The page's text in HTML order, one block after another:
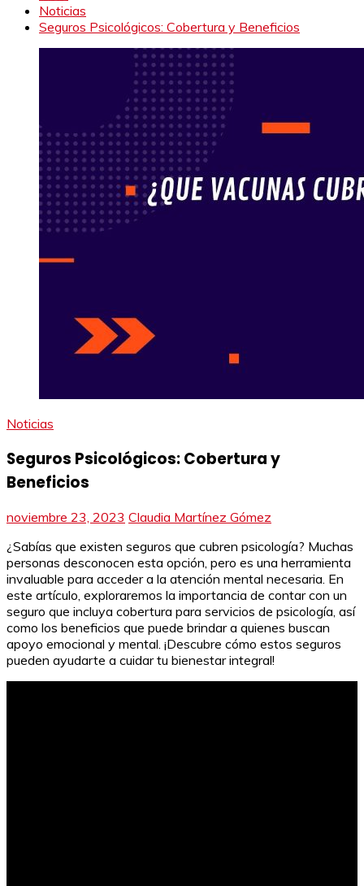
Noticias
Seguros Psicológicos: Cobertura y Beneficios
Noticias
Seguros Psicológicos: Cobertura y
Beneficios
noviembre 23, 2023 Claudia Martínez Gómez
¿Sabías que existen seguros que cubren psicología? Muchas
personas desconocen esta opción, pero es una herramienta
invaluable para acceder a la atención mental necesaria. En
este artículo, exploraremos la importancia de contar con un
seguro que incluya cobertura para servicios de psicología, así
como los beneficios que puede brindar a quienes buscan
apoyo emocional y mental. ¡Descubre cómo estos seguros
pueden ayudarte a cuidar tu bienestar integral!